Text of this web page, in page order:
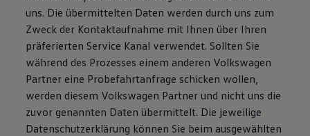
uns. Die übermittelten Daten werden durch uns zum
Zweck der Kontaktaufnahme mit Ihnen über Ihren
präferierten Service Kanal verwendet. Sollten Sie
während des Prozesses einem anderen Volkswagen
Partner eine Probefahrtanfrage schicken wollen,
werden diesem Volkswagen Partner und nicht uns die
zuvor genannten Daten übermittelt. Die jeweilige
Datenschutzerklärung können Sie beim ausgewählten